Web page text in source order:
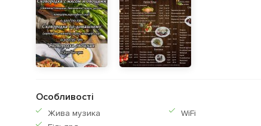
Особливості
Жива музика
WiFi